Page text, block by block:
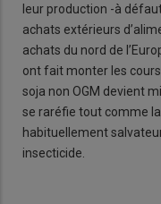
leur production -à
achats extérieurs
achats du nord de
ont fait monter les
soja non OGM devient
se raréfie tout comme
habituellement
insecticide.